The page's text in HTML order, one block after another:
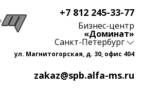
+7 812 245-33-77
zakaz@spb.alfa-ms.ru
Бизнес-центр
«Доминат»
Санкт-Петербург
ул. Магнитогорская, д. 30, офис 404